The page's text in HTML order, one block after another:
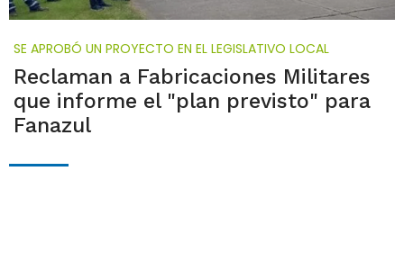
SE APROBÓ UN PROYECTO EN EL LEGISLATIVO LOCAL
Reclaman a Fabricaciones Militares
que informe el "plan previsto" para
Fanazul